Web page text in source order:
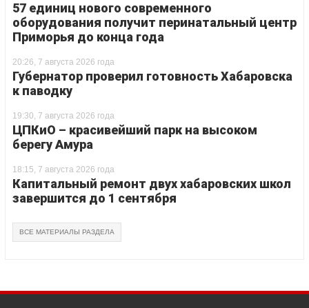
57 единиц нового современного
оборудования получит перинатальный центр
Приморья до конца года
20:26, 7 августа 2026 года
Губернатор проверил готовность Хабаровска
к паводку
19:30, 7 августа 2026 года
ЦПКиО – красивейший парк на высоком
берегу Амура
18:15, 7 августа 2026 года
Капитальный ремонт двух хабаровских школ
завершится до 1 сентября
ВСЕ МАТЕРИАЛЫ РАЗДЕЛА